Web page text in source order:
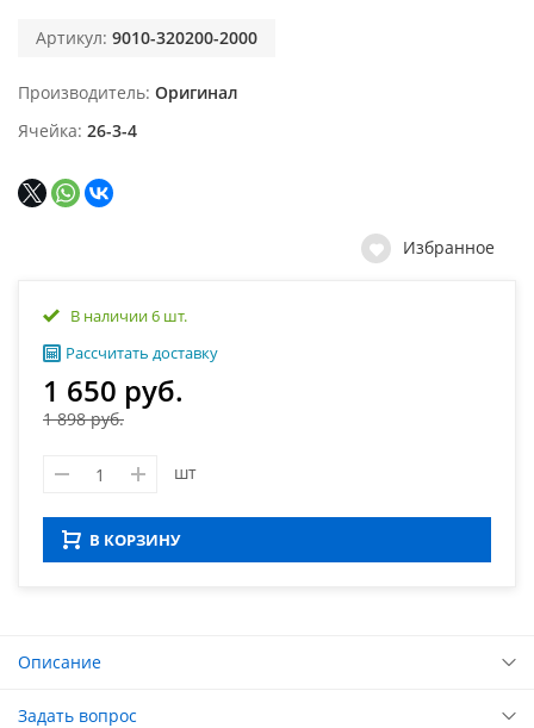
Артикул: 9010-320200-2000
Производитель Оригинал
Ячейка 26-3-4
Избранное
В наличии 6 шт.
Рассчитать доставку
1 650 руб.
1 898 руб.
шт
В КОРЗИНУ
Описание
Задать вопрос